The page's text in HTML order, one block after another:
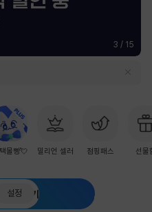
3 / 15
몰빵💘 밀리언 셀러 점핑패스 선물
추천 받기
설정